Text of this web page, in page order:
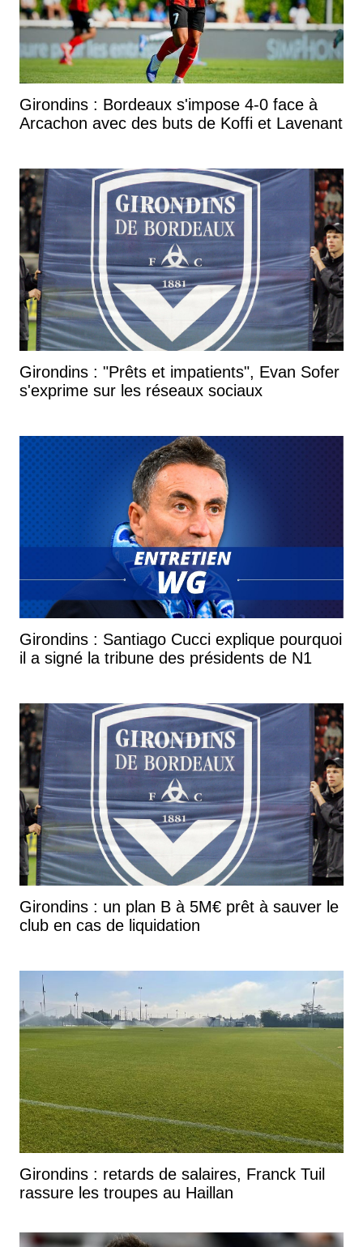
Girondins : Bordeaux s'impose 4-0 face à
Arcachon avec des buts de Koffi et Lavenant
Girondins : "Prêts et impatients", Evan Sofer
s'exprime sur les réseaux sociaux
Girondins : Santiago Cucci explique pourquoi
il a signé la tribune des présidents de N1
Girondins : un plan B à 5M€ prêt à sauver le
club en cas de liquidation
Girondins : retards de salaires, Franck Tuil
rassure les troupes au Haillan